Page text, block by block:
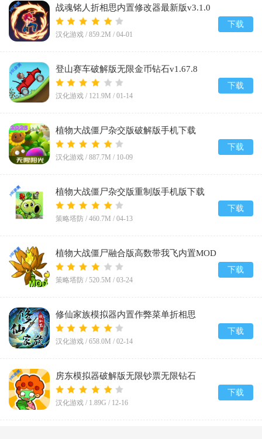
战魂铭人折相思内置修改器最新版v3.1.0
汉化游戏 / 859.2M / 04-01
下载
登山赛车破解版无限金币钻石v1.67.8
汉化游戏 / 121.9M / 01-14
下载
植物大战僵尸杂交版破解版手机下载
(Plants vs Zombies Super Hybrid)v3.12
汉化游戏 / 887.7M / 10-09
下载
植物大战僵尸杂交版重制版手机版下载
v0.19.1.0
策略塔防 / 460.7M / 04-13
下载
植物大战僵尸融合版高数带我飞内置MOD
菜单(PlantsVsZombiesRH-Mod)v3.5
策略塔防 / 520.5M / 03-24
下载
修仙家族模拟器内置作弊菜单折相思
v9.9.2
汉化游戏 / 658.0M / 02-14
下载
房东模拟器破解版无限钞票无限钻石
v1.80.5.2
汉化游戏 / 1.89G / 12-16
下载